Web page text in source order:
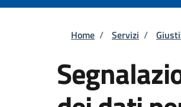
Briciole di
Home / Servizi /